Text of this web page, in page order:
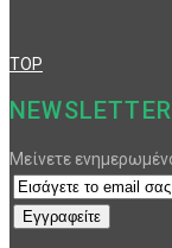
TOP
NEWSLETTER
Μείνετε